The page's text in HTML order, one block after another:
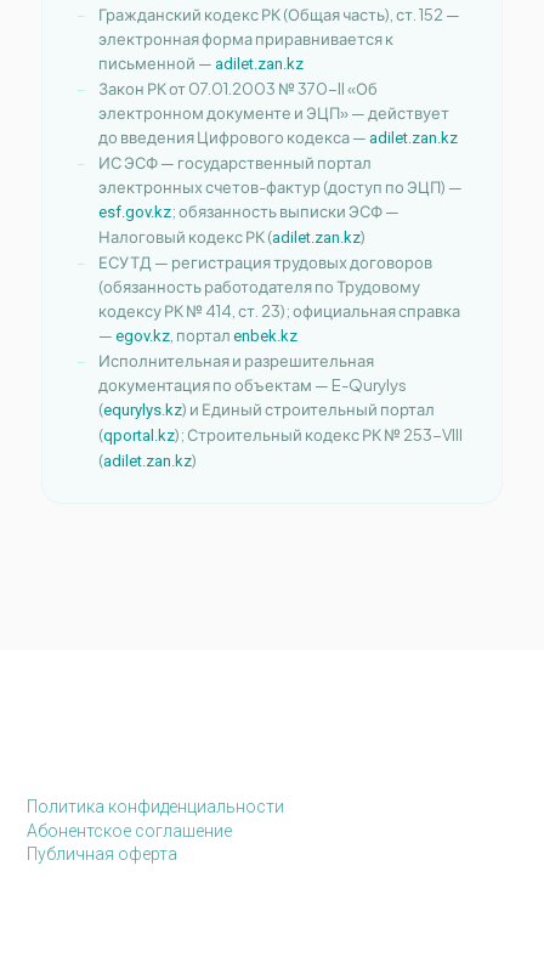
Гражданский кодекс РК (Общая часть), ст. 152 —
электронная форма приравнивается к
письменной — adilet.zan.kz
Закон РК от 07.01.2003 № 370-II «Об
электронном документе и ЭЦП» — действует
до введения Цифрового кодекса — adilet.zan.kz
ИС ЭСФ — государственный портал
электронных счетов-фактур (доступ по ЭЦП) —
esf.gov.kz; обязанность выписки ЭСФ —
Налоговый кодекс РК (adilet.zan.kz)
ЕСУТД — регистрация трудовых договоров
(обязанность работодателя по Трудовому
кодексу РК № 414, ст. 23); официальная справка
— egov.kz , портал enbek.kz
Исполнительная и разрешительная
документация по объектам — E-Qurylys
(equrylys.kz) и Единый строительный портал
(qportal.kz); Строительный кодекс РК № 253-VIII
(adilet.zan.kz)
Политика конфиденциальности
Абонентское соглашение
Публичная оферта